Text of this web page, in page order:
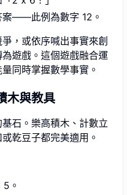
案——此例為數字 12。
，或依序喊出事實來創
遊戲。這個遊戲融合運
同時掌握數學事實。
木與教具
石。樂高積木、計數立
乾豆子都完美適用。
。